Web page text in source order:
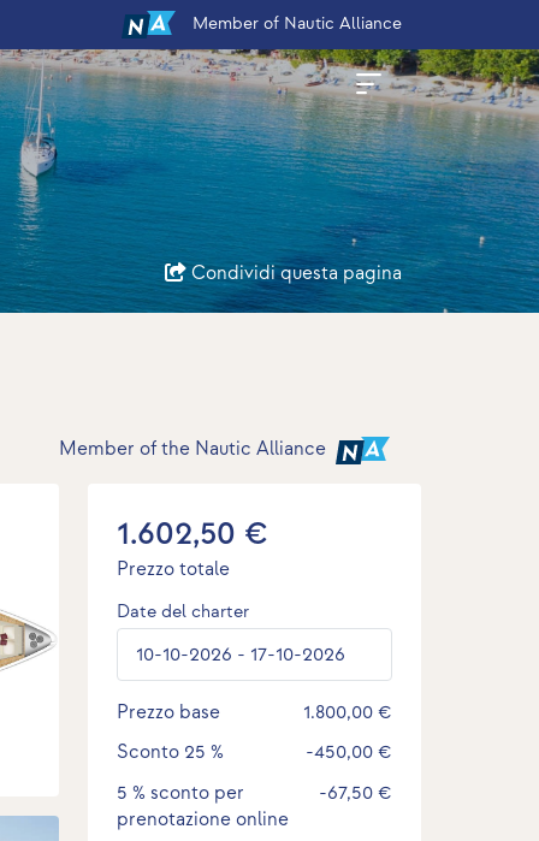
Member of Nautic Alliance
Condividi questa pagina
Member of the Nautic Alliance
1.602,50 €
Prezzo totale
Date del charter
Prezzo base
1.800,00 €
Sconto 25 %
-450,00 €
5 % sconto per
prenotazione online
-67,50 €